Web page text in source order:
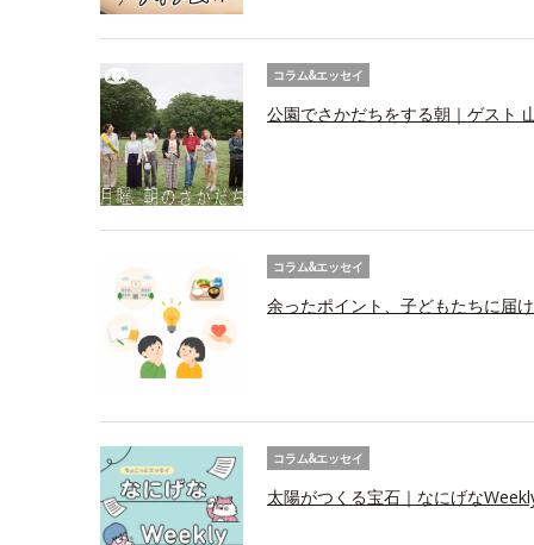
コラム&エッセイ
公園でさかだちをする朝｜ゲスト
コラム&エッセイ
余ったポイント、子どもたちに届
コラム&エッセイ
太陽がつくる宝石｜なにげな